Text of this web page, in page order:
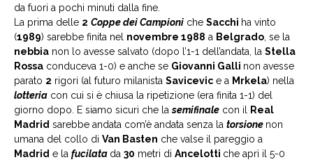
da fuori a pochi minuti dalla fine.
La prima delle 2 Coppe dei Campioni che Sacchi ha vinto
(1989) sarebbe finita nel novembre 1988 a Belgrado , se la
nebbia non lo avesse salvato (dopo l’1-1 dell’andata, la Stella
Rossa conduceva 1-0) e anche se Giovanni Galli non avesse
parato 2 rigori (al futuro milanista Savicevic e a Mrkela) nella
lotteria con cui si è chiusa la ripetizione (era finita 1-1) del
giorno dopo. E siamo sicuri che lasemifinale con il
Real
Madrid sarebbe andata com’è andata senza la torsione non
umana del collo di Van Basten che valse il pareggio a
Madrid e la fucilata da 30 metri di Ancelotti che aprì il 5-0